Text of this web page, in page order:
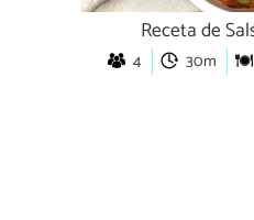
Receta de
4 30m